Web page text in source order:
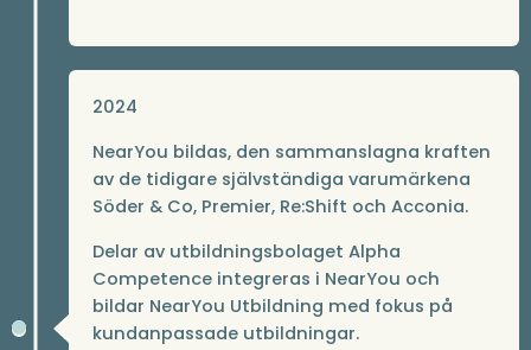
2024
NearYou bildas, den sammanslagna kraften
av de tidigare självständiga varumärkena
Söder & Co, Premier, Re:Shift och Acconia.
Delar av utbildningsbolaget Alpha
Competence integreras i NearYou och
bildar NearYou Utbildning med fokus på
kundanpassade utbildningar.